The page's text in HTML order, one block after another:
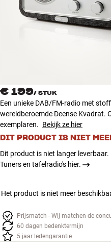
Accessoires
NIEUW
AANBIEDINGEN
Winkels
Klantenservice
€ 199/ STUK
Een unieke DAB/FM-radio met
wereldberoemde Deense Kvadrat.
exemplaren. Bekijk ze hier
DIT PRODUCT IS NIET
Dit product is niet langer
Tuners en tafelradio's hier.
Het product is niet meer
Prijsmatch - Wij matchen de
60 dagen bedenktermijn
5 jaar ledengarantie